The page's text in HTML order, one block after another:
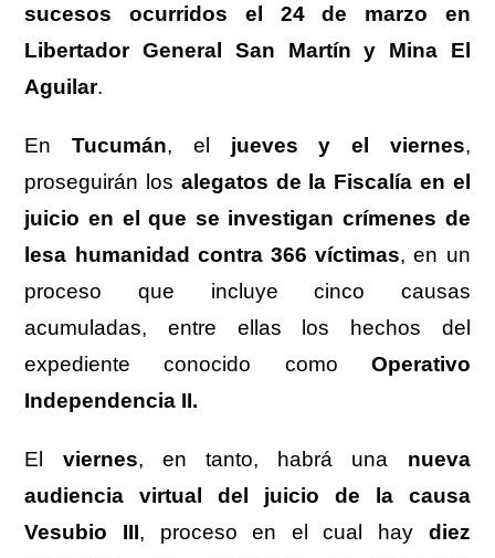
sucesos ocurridos el 24 de marzo en
Libertador General San Martín y Mina El
Aguilar.
EnTucumán, el jueves y el viernes,
proseguirán los alegatos de la Fiscalía en el
juicio en el que se investigan crímenes de
lesa humanidad contra 366 víctimas, en un
proceso que incluye cinco causas
acumuladas, entre ellas los hechos del
expediente conocido como Operativo
Independencia II.
El viernes, en tanto, habrá una nueva
audiencia virtual del juicio de la causa
Vesubio III, proceso en el cual hay diez